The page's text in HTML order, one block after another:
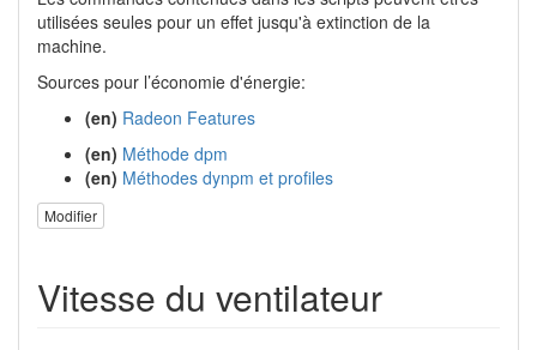
utilisées seules pour un effet jusqu'à extinction de la
machine.
Sources pour l’économie d'énergie:
(en) Radeon Features
(en) Méthode dpm
(en) Méthodes dynpm et profiles
Modifier
Vitesse du ventilateur